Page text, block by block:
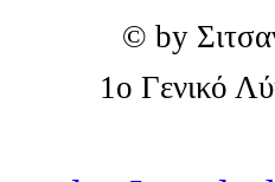
© by
1o Γενικό